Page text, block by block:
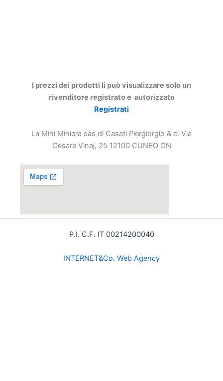
I prezzi dei prodotti li può visualizzare solo un
rivenditore registrato e autorizzato
Registrati
La Mini Miniera sas di Casati Piergiorgio & c. Via
Cesare Vinaj, 25 12100 CUNEO CN
P.I. C.F. IT 00214200040
INTERNET&Co. Web Agency